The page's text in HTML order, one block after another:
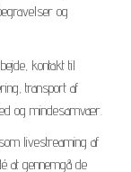
og
kontakt til
transport af
og mindesamvær.
livestreaming af
at gennemgå de